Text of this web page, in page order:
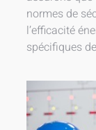
normes de
l’efficacité
spécifiques